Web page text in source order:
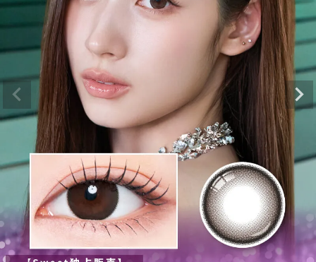
ラディリス マンスリー エ
レガントグロウ 14.2mm
¥1,760 (税込)
配送方法について
発送について
お支払い方法について
お買い物ガイド